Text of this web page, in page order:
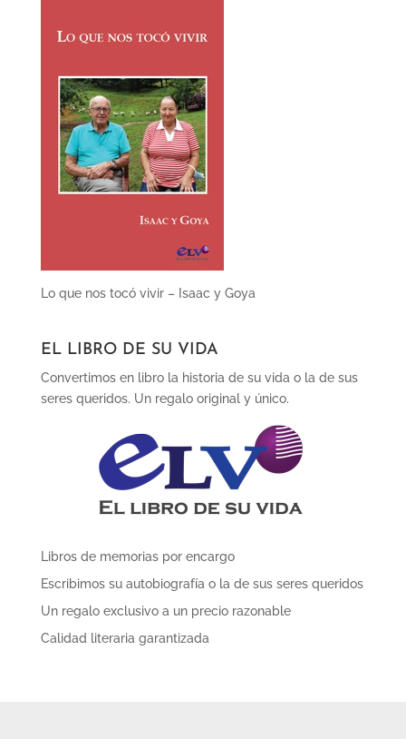
Lo que nos tocó vivir – Isaac y Goya
EL LIBRO DE SU VIDA
Convertimos en libro la historia de su vida o la de sus
seres queridos. Un regalo original y único.
Libros de memorias por encargo
Escribimos su autobiografía o la de sus seres queridos
Un regalo exclusivo a un precio razonable
Calidad literaria garantizada